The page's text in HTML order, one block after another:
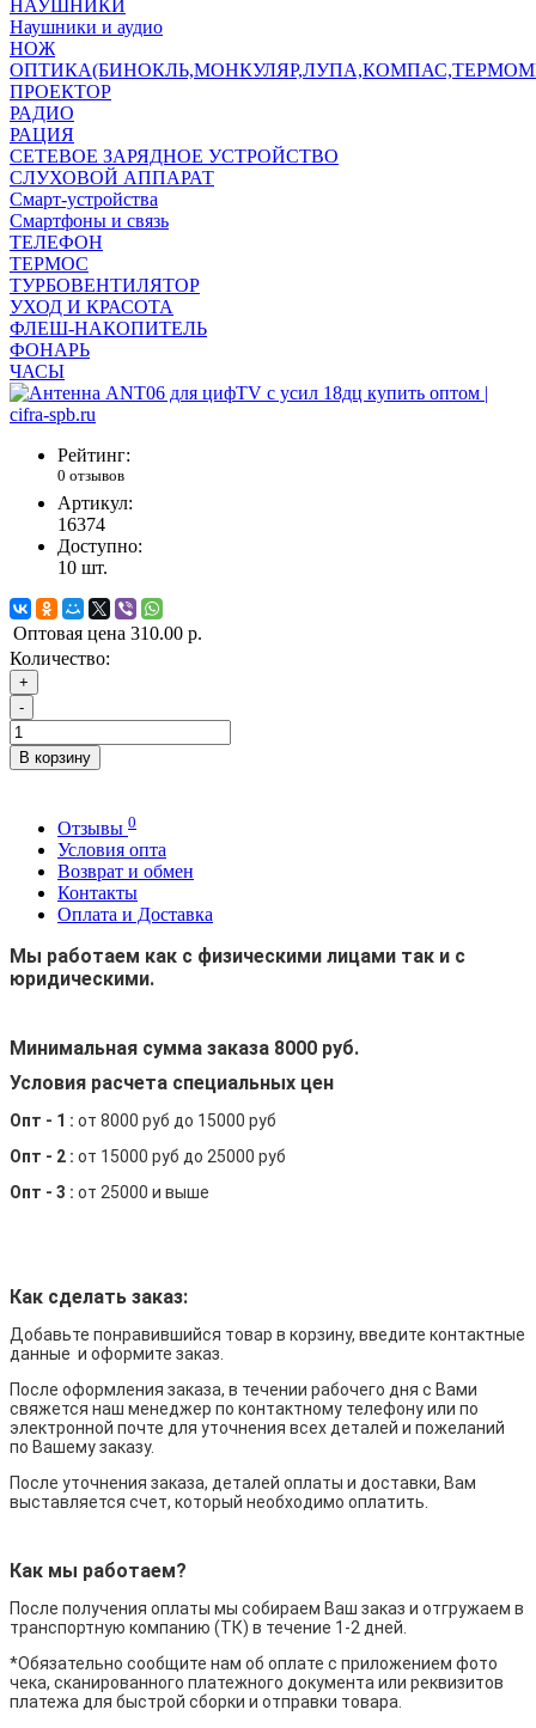
НАУШНИКИ
Наушники и аудио
НОЖ
ПРОЕКТОР
РАДИО
РАЦИЯ
СЕТЕВОЕ ЗАРЯДНОЕ УСТРОЙСТВО
СЛУХОВОЙ АППАРАТ
Смарт-устройства
Смартфоны и связь
ТЕЛЕФОН
ТЕРМОС
ТУРБОВЕНТИЛЯТОР
УХОД И КРАСОТА
ФЛЕШ-НАКОПИТЕЛЬ
ФОНАРЬ
ЧАСЫ
Рейтинг:
0 отзывов
Артикул:
16374
Доступно:
10 шт.
Оптовая цена 310.00 р.
Количество:
+
-
В корзину
Отзывы 0
Условия опта
Возврат и обмен
Контакты
Оплата и Доставка
Мы работаем как с физическими лицами так и с
юридическими.
Минимальная сумма заказа 8000 руб.
Условия расчета специальных цен
Опт - 1 : от 8000 руб до 15000 руб
Опт - 2 : от 15000 руб до 25000 руб
Опт - 3 : от 25000 и выше
Как сделать заказ:
Добавьте понравившийся товар в корзину, введите контактные
данные и оформите заказ.
После оформления заказа, в течении рабочего дня с Вами
свяжется наш менеджер по контактному телефону или по
электронной почте для уточнения всех деталей и пожеланий
по Вашему заказу.
После уточнения заказа, деталей оплаты и доставки, Вам
выставляется счет, который необходимо оплатить.
Как мы работаем?
После получения оплаты мы собираем Ваш заказ и отгружаем в
транспортную компанию (ТК) в течение 1-2 дней.
*Обязательно сообщите нам об оплате с приложением фото
чека, сканированного платежного документа или реквизитов
платежа для быстрой сборки и отправки товара.